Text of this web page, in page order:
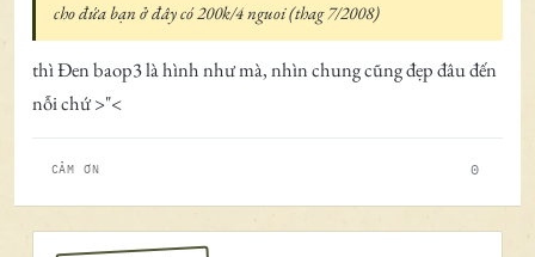
cho đứa bạn ở đây có 200k/4 nguoi (thag 7/2008)
thì Đen baop3 là hình như mà, nhìn chung cũng đẹp đâu đến
nỗi chứ >"<
CẢM ƠN 0